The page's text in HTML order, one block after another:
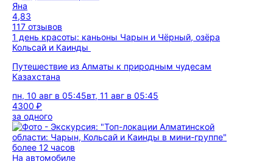
Яна
4,83
117 отзывов
1 день красоты: каньоны Чарын и Чёрный, озёра
Кольсай и Каинды
Путешествие из Алматы к природным чудесам
Казахстана
пн, 10 авг в 05:45вт, 11 авг в 05:45
4300 ₽
за одного
более 12 часов
На автомобиле